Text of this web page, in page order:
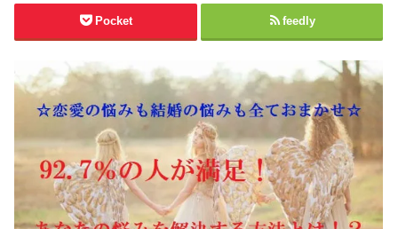
Pocket feedly